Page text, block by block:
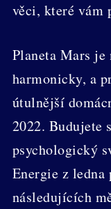
věci, které vám
Planeta Mars je
harmonicky, a
útulnější
2022.
psychologický
Energie z
následujících